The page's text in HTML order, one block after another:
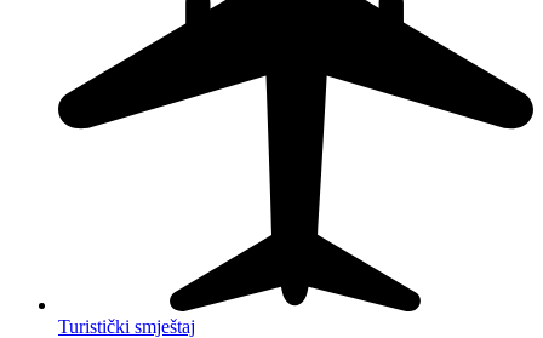
Turistički smještaj